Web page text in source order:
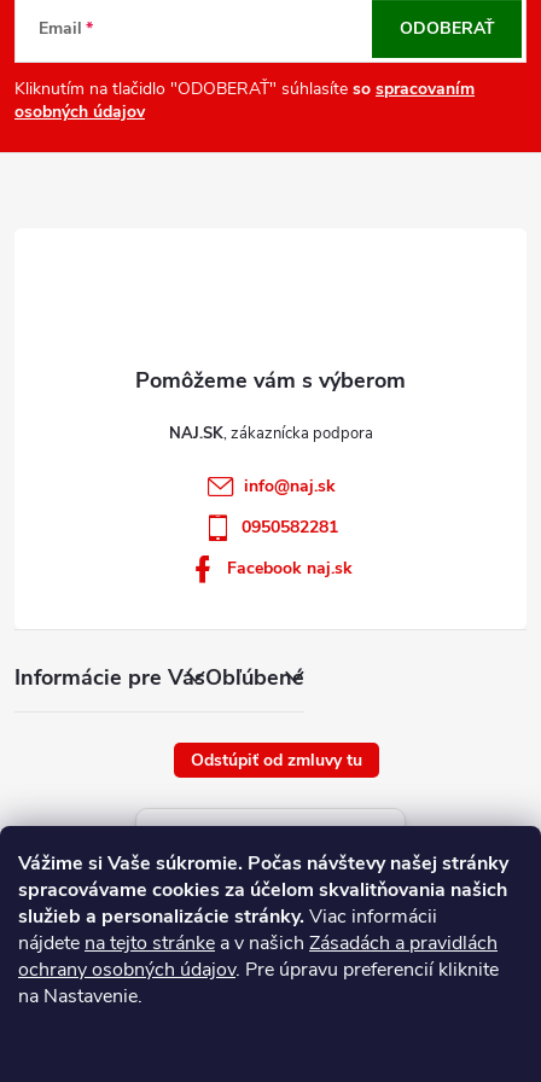
Vážime si Vaše súkromie. Počas návštevy našej stránky
spracovávame cookies za účelom skvalitňovania našich
služieb a personalizácie stránky.Viac informácii
nájdete na tejto stránke a v našich Zásadách a pravidlách
ochrany osobných údajov. Pre úpravu preferencií kliknite
na Nastavenie.
y
v
ý
i
Email
Kliknutím na tlačidlo "ODOBERAŤ" súhlasíte so spracovaním
osobných údajov
ODOBERAŤ
Informácie pre VásObľúbené
NAJ.SK
info@naj.sk
0950582281
Facebook naj.sk
Odstúpiť od zmluvy tu
Aktuálne ceny tovaru
platné od : 8/8/2026